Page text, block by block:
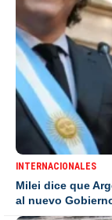
INTERNACIONALES
Milei dice que
al nuevo